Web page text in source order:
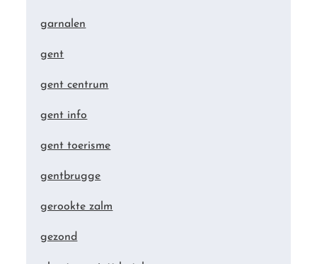
garnalen
gent
gent centrum
gent info
gent toerisme
gentbrugge
gerookte zalm
gezond